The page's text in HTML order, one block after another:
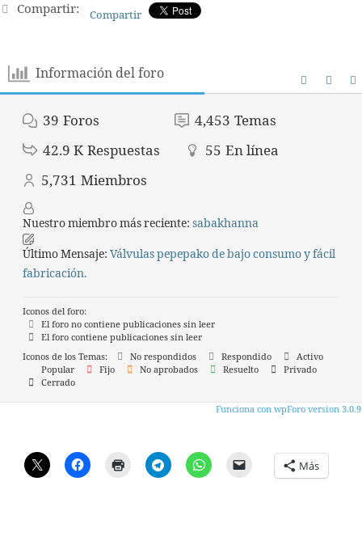
Compartir: Compartir
Información del foro
39 Foros 4,453 Temas
42.9 K Respuestas 55 En línea
5,731 Miembros
Nuestro miembro más reciente: sabakhanna
Último Mensaje: Válvulas pepepako de bajo consumo y fácil
fabricación.
Iconos del foro:
El foro no contiene publicaciones sin leer
El foro contiene publicaciones sin leer
Iconos de los Temas:
No respondidos Respondido
Activo
Popular
Fijo No aprobados Resuelto
Privado
Cerrado
Funciona con wpForo version 3.0.9
Más